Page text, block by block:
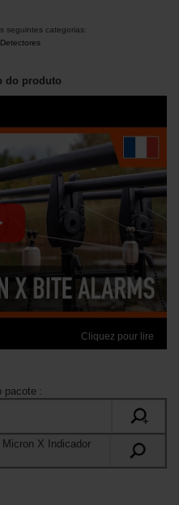
seguintes categorias:
Detectores
do produto
Cliquez pour lire
pacote:
+
Micron X Indicador